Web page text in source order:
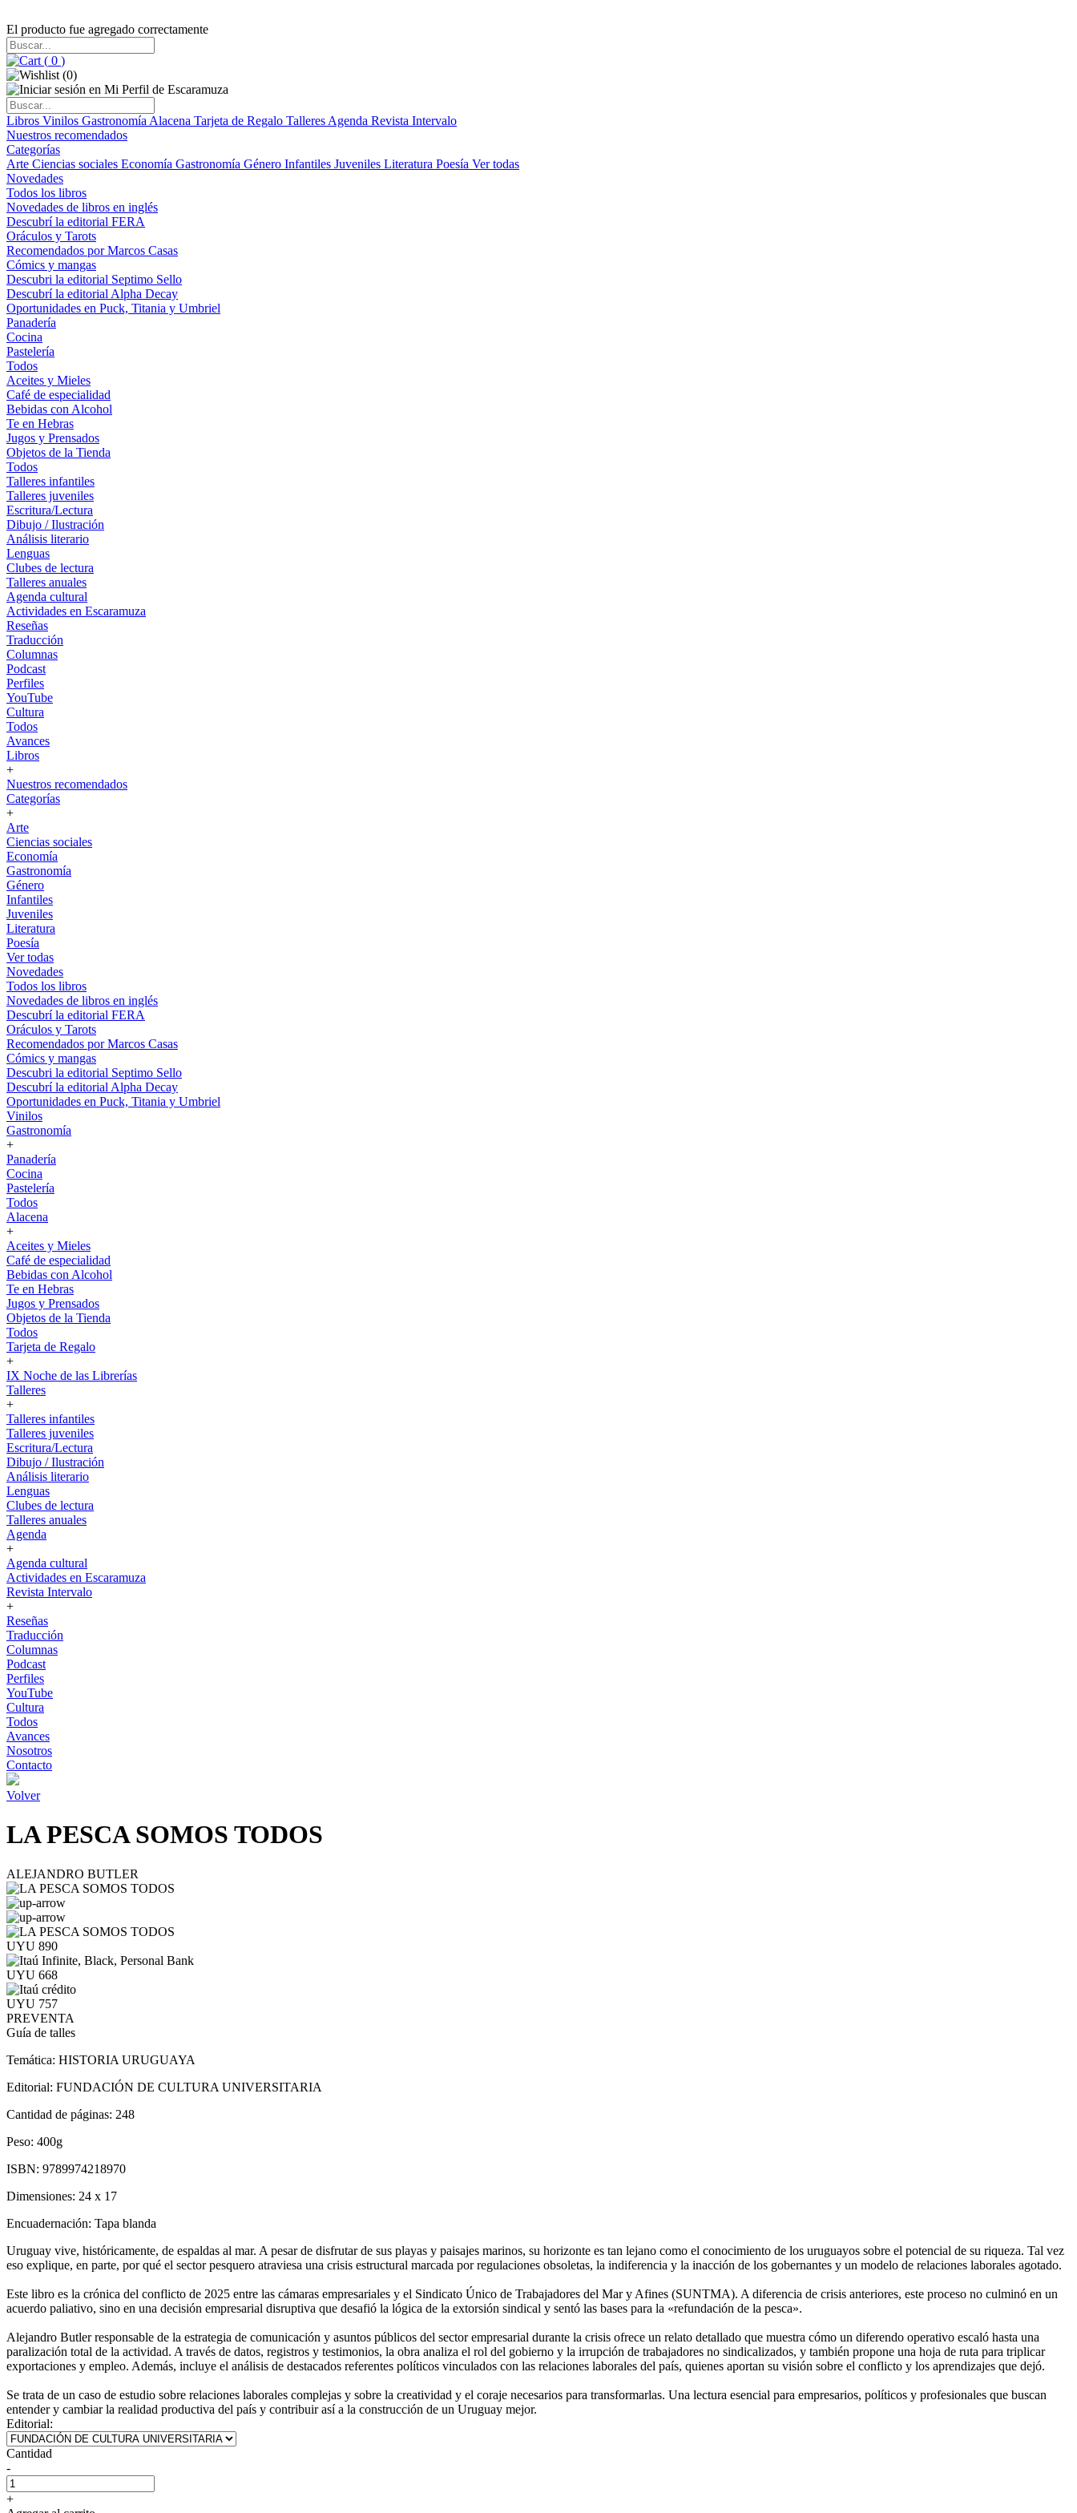
El producto fue agregado correctamente
( 0 )
(0)
Libros Vinilos Gastronomía Alacena Tarjeta de Regalo Talleres Agenda Revista Intervalo
Nuestros recomendados
Categorías
Arte Ciencias sociales Economía Gastronomía Género Infantiles Juveniles Literatura Poesía Ver todas
Novedades
Todos los libros
Novedades de libros en inglés
Descubrí la editorial FERA
Oráculos y Tarots
Recomendados por Marcos Casas
Cómics y mangas
Descubri la editorial Septimo Sello
Descubrí la editorial Alpha Decay
Oportunidades en Puck, Titania y Umbriel
Panadería
Cocina
Pastelería
Todos
Aceites y Mieles
Café de especialidad
Bebidas con Alcohol
Te en Hebras
Jugos y Prensados
Objetos de la Tienda
Todos
Talleres infantiles
Talleres juveniles
Escritura/Lectura
Dibujo / Ilustración
Análisis literario
Lenguas
Clubes de lectura
Talleres anuales
Agenda cultural
Actividades en Escaramuza
Reseñas
Traducción
Columnas
Podcast
Perfiles
YouTube
Cultura
Todos
Avances
Libros
+
Nuestros recomendados
Categorías
+
Arte
Ciencias sociales
Economía
Gastronomía
Género
Infantiles
Juveniles
Literatura
Poesía
Ver todas
Novedades
Todos los libros
Novedades de libros en inglés
Descubrí la editorial FERA
Oráculos y Tarots
Recomendados por Marcos Casas
Cómics y mangas
Descubri la editorial Septimo Sello
Descubrí la editorial Alpha Decay
Oportunidades en Puck, Titania y Umbriel
Vinilos
Gastronomía
+
Panadería
Cocina
Pastelería
Todos
Alacena
+
Aceites y Mieles
Café de especialidad
Bebidas con Alcohol
Te en Hebras
Jugos y Prensados
Objetos de la Tienda
Todos
Tarjeta de Regalo
+
IX Noche de las Librerías
Talleres
+
Talleres infantiles
Talleres juveniles
Escritura/Lectura
Dibujo / Ilustración
Análisis literario
Lenguas
Clubes de lectura
Talleres anuales
Agenda
+
Agenda cultural
Actividades en Escaramuza
Revista Intervalo
+
Reseñas
Traducción
Columnas
Podcast
Perfiles
YouTube
Cultura
Todos
Avances
Nosotros
Contacto
Volver
LA PESCA SOMOS TODOS
ALEJANDRO BUTLER
UYU 890
UYU 668
UYU 757
PREVENTA
Guía de talles
Temática: HISTORIA URUGUAYA
Editorial: FUNDACIÓN DE CULTURA UNIVERSITARIA
Cantidad de páginas: 248
Peso: 400g
ISBN: 9789974218970
Dimensiones: 24 x 17
Encuadernación: Tapa blanda
Uruguay vive, históricamente, de espaldas al mar. A pesar de disfrutar de sus playas y paisajes marinos, su horizonte es tan lejano como el conocimiento de los uruguayos sobre el potencial de su riqueza. Tal vez
eso explique, en parte, por qué el sector pesquero atraviesa una crisis estructural marcada por regulaciones obsoletas, la indiferencia y la inacción de los gobernantes y un modelo de relaciones laborales agotado.
Este libro es la crónica del conflicto de 2025 entre las cámaras empresariales y el Sindicato Único de Trabajadores del Mar y Afines (SUNTMA). A diferencia de crisis anteriores, este proceso no culminó en un
acuerdo paliativo, sino en una decisión empresarial disruptiva que desafió la lógica de la extorsión sindical y sentó las bases para la «refundación de la pesca».
Alejandro Butler responsable de la estrategia de comunicación y asuntos públicos del sector empresarial durante la crisis ofrece un relato detallado que muestra cómo un diferendo operativo escaló hasta una
paralización total de la actividad. A través de datos, registros y testimonios, la obra analiza el rol del gobierno y la irrupción de trabajadores no sindicalizados, y también propone una hoja de ruta para triplicar
exportaciones y empleo. Además, incluye el análisis de destacados referentes políticos vinculados con las relaciones laborales del país, quienes aportan su visión sobre el conflicto y los aprendizajes que dejó.
Se trata de un caso de estudio sobre relaciones laborales complejas y sobre la creatividad y el coraje necesarios para transformarlas. Una lectura esencial para empresarios, políticos y profesionales que buscan
entender y cambiar la realidad productiva del país y contribuir así a la construcción de un Uruguay mejor.
Editorial:
Cantidad
-
+